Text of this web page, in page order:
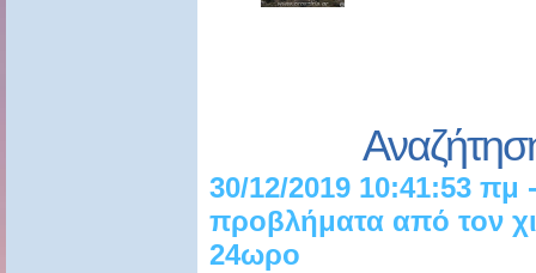
30/12/2019 10:41:53
προβλήματα από τον
24ωρο